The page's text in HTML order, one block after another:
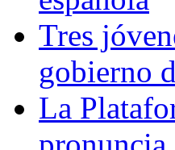
Tres
gobierno
La